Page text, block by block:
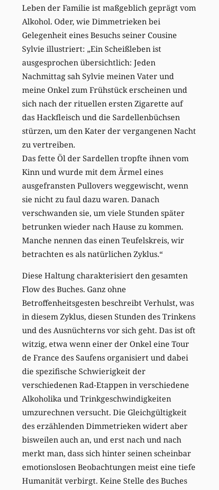
Leben der Familie ist maßgeblich geprägt vom
Alkohol. Oder, wie Dimmetrieken bei
Gelegenheit eines Besuchs seiner Cousine
Sylvie illustriert: „Ein Scheißleben ist
ausgesprochen übersichtlich: Jeden
Nachmittag sah Sylvie meinen Vater und
meine Onkel zum Frühstück erscheinen und
sich nach der rituellen ersten Zigarette auf
das Hackfleisch und die Sardellenbüchsen
stürzen, um den Kater der vergangenen Nacht
zu vertreiben.
Das fette Öl der Sardellen tropfte ihnen vom
Kinn und wurde mit dem Ärmel eines
ausgefransten Pullovers weggewischt, wenn
sie nicht zu faul dazu waren. Danach
verschwanden sie, um viele Stunden später
betrunken wieder nach Hause zu kommen.
Manche nennen das einen Teufelskreis, wir
betrachten es als natürlichen Zyklus.“
Diese Haltung charakterisiert den gesamten
Flow des Buches. Ganz ohne
Betroffenheitsgesten beschreibt Verhulst, was
in diesem Zyklus, diesen Stunden des Trinkens
und des Ausnüchterns vor sich geht. Das ist oft
witzig, etwa wenn einer der Onkel eine Tour
de France des Saufens organisiert und dabei
die spezifische Schwierigkeit der
verschiedenen Rad-Etappen in verschiedene
Alkoholika und Trinkgeschwindigkeiten
umzurechnen versucht. Die Gleichgültigkeit
des erzählenden Dimmetrieken widert aber
bisweilen auch an, und erst nach und nach
merkt man, dass sich hinter seinen scheinbar
emotionslosen Beobachtungen meist eine tiefe
Humanität verbirgt. Keine Stelle des Buches